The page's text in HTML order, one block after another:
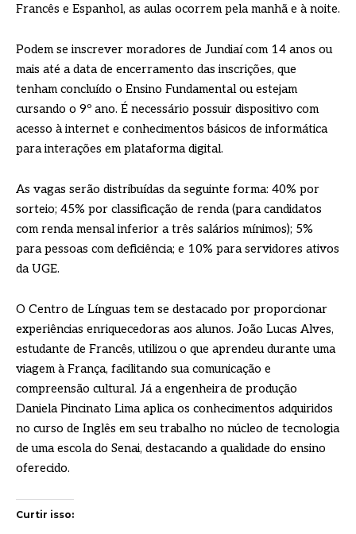
Francês e Espanhol, as aulas ocorrem pela manhã e à noite.
Podem se inscrever moradores de Jundiaí com 14 anos ou
mais até a data de encerramento das inscrições, que
tenham concluído o Ensino Fundamental ou estejam
cursando o 9º ano. É necessário possuir dispositivo com
acesso à internet e conhecimentos básicos de informática
para interações em plataforma digital.
As vagas serão distribuídas da seguinte forma: 40% por
sorteio; 45% por classificação de renda (para candidatos
com renda mensal inferior a três salários mínimos); 5%
para pessoas com deficiência; e 10% para servidores ativos
da UGE.
O Centro de Línguas tem se destacado por proporcionar
experiências enriquecedoras aos alunos. João Lucas Alves,
estudante de Francês, utilizou o que aprendeu durante uma
viagem à França, facilitando sua comunicação e
compreensão cultural. Já a engenheira de produção
Daniela Pincinato Lima aplica os conhecimentos adquiridos
no curso de Inglês em seu trabalho no núcleo de tecnologia
de uma escola do Senai, destacando a qualidade do ensino
oferecido.
Curtir isso: